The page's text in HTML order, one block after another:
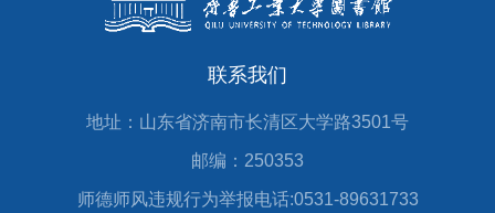
联系我们
地址：山东省济南市长清区大学路3501号
邮编：250353
师德师风违规行为举报电话:0531-89631733